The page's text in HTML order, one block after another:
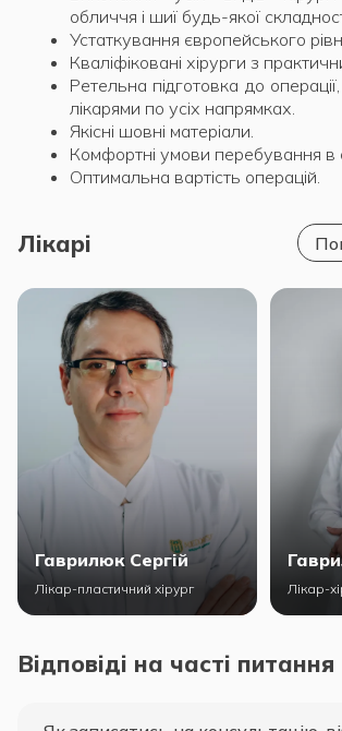
обличчя і шиї будь-якої
Устаткування європейського
Кваліфіковані хірурги з
Ретельна підготовка до
лікарями по усіх напрямках.
Якісні шовні матеріали.
Комфортні умови перебування в
Оптимальна вартість операцій.
Лікарі
Гаврилюк Сергій
Лікар-пластичний хірург Лікар-
Відповіді на часті питання